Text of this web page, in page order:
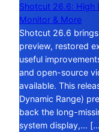
Shotcut 26.6: High
Monitor & More
Shotcut 26.6
preview, restored
useful
and open-source
available. This
Dynamic Range)
back the long-
system display,…